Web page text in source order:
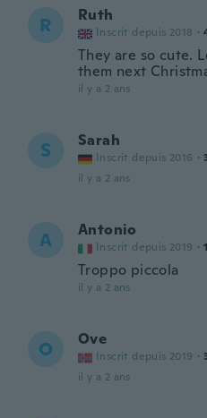
R Ruth
Inscrit depuis 2018 ·
They are so cute.
them next
il y a 2 ans
S Sarah
Inscrit depuis 2016 ·
il y a 2 ans
A Antonio
Inscrit depuis 2019 ·
Troppo piccola
il y a 2 ans
O Ove
Inscrit depuis 2019 ·
il y a 2 ans